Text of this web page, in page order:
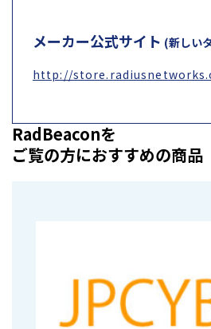
メーカー公式サイト (新しい
http://
RadBeaconを
ご覧の方におすすめの商品